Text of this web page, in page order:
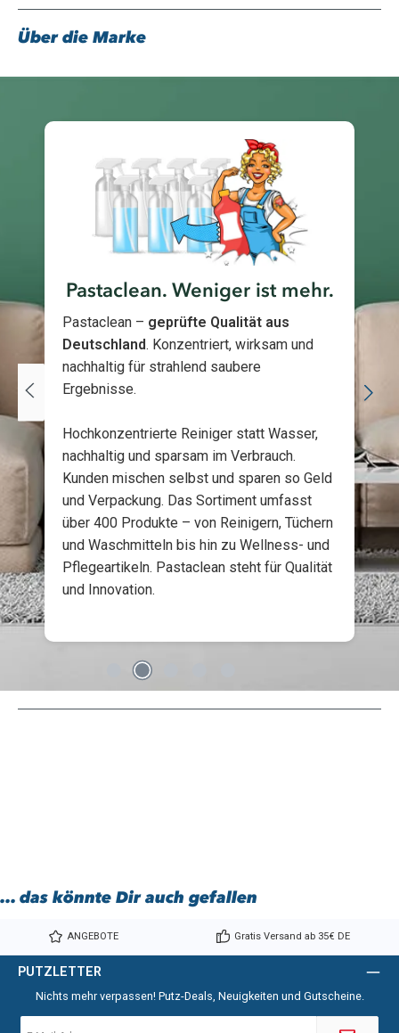
Über die Marke
Pastaclean. Weniger ist mehr.
Pastaclean – geprüfte Qualität aus
Deutschland. Konzentriert, wirksam und
nachhaltig für strahlend saubere
Ergebnisse.
Hochkonzentrierte Reiniger statt Wasser,
nachhaltig und sparsam im Verbrauch.
Kunden mischen selbst und sparen so Geld
und Verpackung. Das Sortiment umfasst
über 400 Produkte – von Reinigern, Tüchern
und Waschmitteln bis hin zu Wellness- und
Pflegeartikeln. Pastaclean steht für Qualität
und Innovation.
... das könnte Dir auch gefallen
ANGEBOTE Gratis Versand ab 35€ DE
PUTZLETTER
Nichts mehr verpassen! Putz-Deals, Neuigkeiten und Gutscheine.